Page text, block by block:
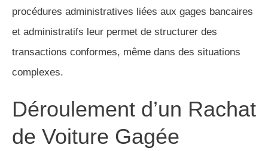
procédures administratives liées aux gages bancaires
et administratifs leur permet de structurer des
transactions conformes, même dans des situations
complexes.
Déroulement d’un Rachat
de Voiture Gagée